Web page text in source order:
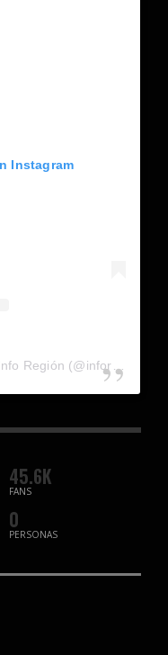
Instagram
Una publicación compartida por Info Región (@inforegion_redes)
45.6K
FANS
0
PERSONAS